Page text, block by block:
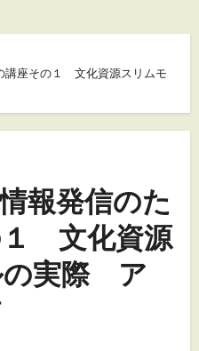
講座その１ 文化資源スリムモ
報発信のた
１ 文化資源
の実際 ア